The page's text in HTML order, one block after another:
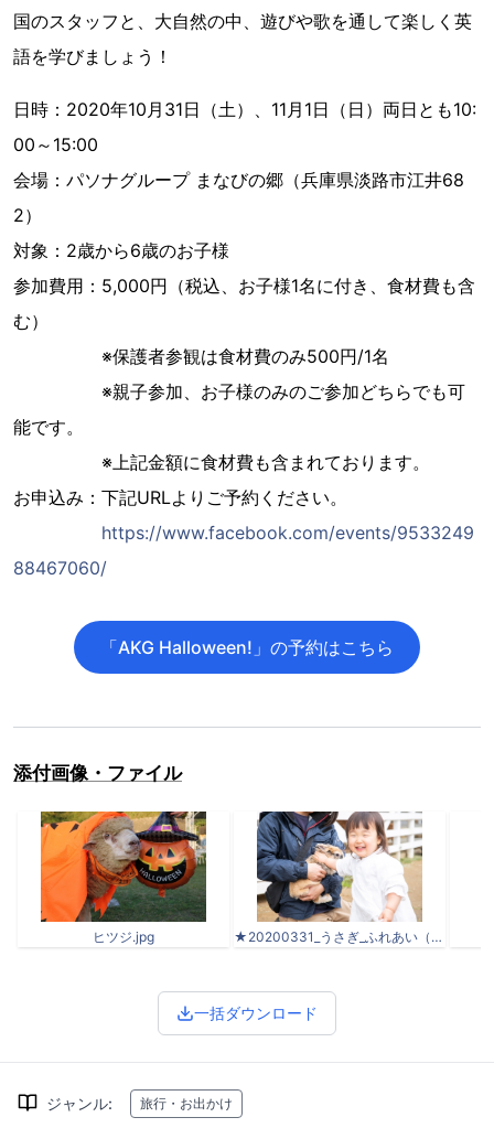
国のスタッフと、大自然の中、遊びや歌を通して楽しく英
語を学びましょう！
日時：2020年10月31日（土）、11月1日（日）両日とも10:
00～15:00
会場：パソナグループ まなびの郷（兵庫県淡路市江井68
2）
対象：2歳から6歳のお子様
参加費用：5,000円（税込、お子様1名に付き、食材費も含
む）
※保護者参観は食材費のみ500円/1名
※親子参加、お子様のみのご参加どちらでも可
能です。
※上記金額に食材費も含まれております。
お申込み：下記URLよりご予約ください。
https://www.facebook.com/events/9533249
88467060/
「AKG Halloween!」の予約はこちら
添付画像・ファイル
ヒツジ.jpg ★20200331_うさぎ_ふれあい（使用OK） (3) - コピー.jpg
一括ダウンロード
ジャンル: 旅行・お出かけ